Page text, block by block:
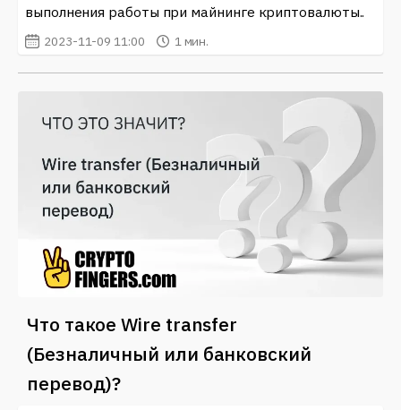
выполнения работы при майнинге криптовалюты..
2023-11-09 11:00 1 мин.
Что такое Wire transfer
(Безналичный или банковский
перевод)?